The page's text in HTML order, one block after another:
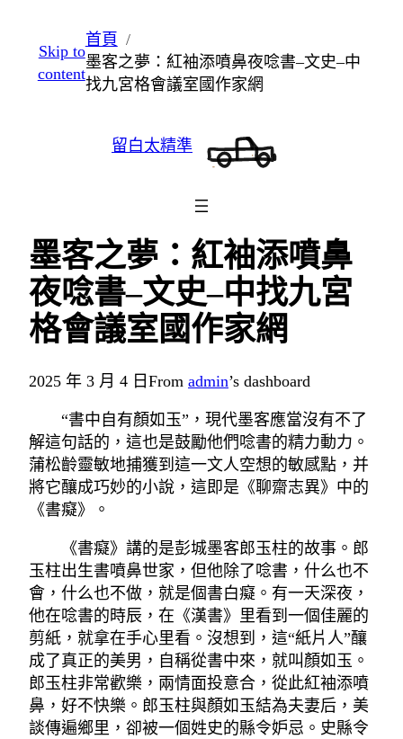
至
主
Skip to
content
首頁
墨客之夢：紅袖添噴鼻夜唸書–文史–中
找九宮格會議室國作家網
留白太精準
墨客之夢：紅袖添噴鼻
夜唸書–文史–中找九宮
格會議室國作家網
2025 年 3 月 4 日 From admin’s dashboard
“書中自有顏如玉”，現代墨客應當沒有不了
解這句話的，這也是鼓勵他們唸書的精力動力。
蒲松齡靈敏地捕獲到這一文人空想的敏感點，并
將它釀成巧妙的小說，這即是《聊齋志異》中的
《書癡》。
《書癡》講的是彭城墨客郎玉柱的故事。郎
玉柱出生書噴鼻世家，但他除了唸書，什么也不
會，什么也不做，就是個書白癡。有一天深夜，
他在唸書的時辰，在《漢書》里看到一個佳麗的
剪紙，就拿在手心里看。沒想到，這“紙片人”釀
成了真正的美男，自稱從書中來，就叫顏如玉。
郎玉柱非常歡樂，兩情面投意合，從此紅袖添噴
鼻，好不快樂。郎玉柱與顏如玉結為夫妻后，美
談傳遍鄉里，卻被一個姓史的縣令妒忌。史縣令